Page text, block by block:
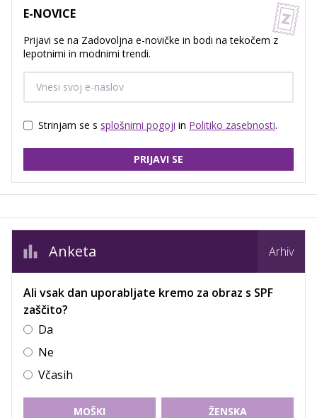
E-NOVICE
Prijavi se na Zadovoljna e-novičke in bodi na tekočem z
lepotnimi in modnimi trendi.
Strinjam se s splošnimi pogoji in Politiko zasebnosti.
PRIJAVI SE
Anketa Arhiv
Ali vsak dan uporabljate kremo za obraz s SPF
zaščito?
Da
Ne
Včasih
MOŠKI ŽENSKA